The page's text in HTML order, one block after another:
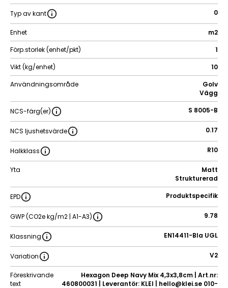
Typ av kant 0
Enhet
m2
Förp.storlek (enhet/pkt)
1
Vikt (kg/enhet)
10
Användningsområde
Golv
Vägg
NCS-färg(er) S 8005-B
NCS ljushetsvärde 0.17
Halkklass R10
Yta
Matt
Strukturerad
EPD Produktspecifik
GWP (CO2e kg/m2 | A1-A3) 9.78
Klassning EN14411-BIa UGL
Variation V2
Föreskrivande
text
Hexagon Deep Navy Mix 4,3x3,8cm | Art.nr:
460800031 | Leverantör: KLEI | hello@klei.se 010-